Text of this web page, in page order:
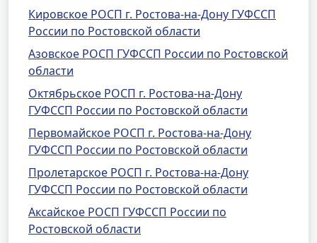
Кировское РОСП г. Ростова-на-Дону ГУФССП
России по Ростовской области
Азовское РОСП ГУФССП России по Ростовской
области
Октябрьское РОСП г. Ростова-на-Дону
ГУФССП России по Ростовской области
Первомайское РОСП г. Ростова-на-Дону
ГУФССП России по Ростовской области
Пролетарское РОСП г. Ростова-на-Дону
ГУФССП России по Ростовской области
Аксайское РОСП ГУФССП России по
Ростовской области